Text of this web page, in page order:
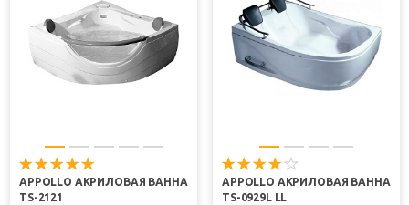
APPOLLO АКРИЛОВАЯ ВАННА
TS-2121
APPOLLO АКРИЛОВАЯ ВАННА
TS-0929L LL